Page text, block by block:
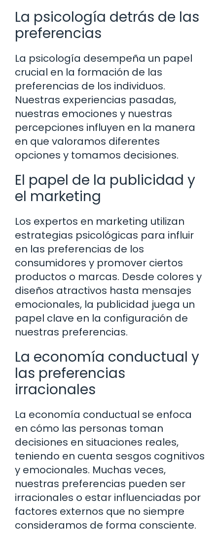
La psicología detrás de las
preferencias
La psicología desempeña un papel
crucial en la formación de las
preferencias de los individuos.
Nuestras experiencias pasadas,
nuestras emociones y nuestras
percepciones influyen en la manera
en que valoramos diferentes
opciones y tomamos decisiones.
El papel de la publicidad y
el marketing
Los expertos en marketing utilizan
estrategias psicológicas para influir
en las preferencias de los
consumidores y promover ciertos
productos o marcas. Desde colores y
diseños atractivos hasta mensajes
emocionales, la publicidad juega un
papel clave en la configuración de
nuestras preferencias.
La economía conductual y
las preferencias
irracionales
La economía conductual se enfoca
en cómo las personas toman
decisiones en situaciones reales,
teniendo en cuenta sesgos cognitivos
y emocionales. Muchas veces,
nuestras preferencias pueden ser
irracionales o estar influenciadas por
factores externos que no siempre
consideramos de forma consciente.